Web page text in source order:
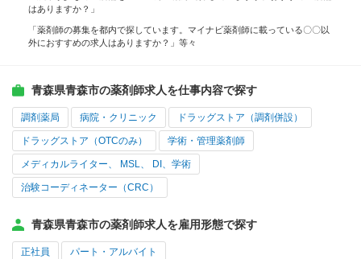
はありますか？」
「薬剤師の募集を都内で探しています。マイナビ薬剤師に載っている〇〇以
外におすすめの求人はありますか？」等々
青森県青森市の薬剤師求人を仕事内容で探す
調剤薬局 病院・クリニック ドラッグストア（調剤併設）
ドラッグストア（OTCのみ） 学術・管理薬剤師
メディカルライター、 MSL、 DI、学術
治験コーディネーター（CRC）
青森県青森市の薬剤師求人を雇用形態で探す
正社員 パート・アルバイト